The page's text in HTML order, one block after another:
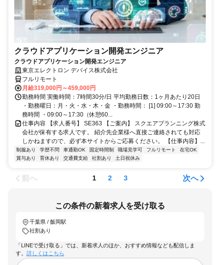
クラウドアプリケーション開発エンジニア
クラウドアプリケーション開発エンジニア
東京エレクトロン デバイス株式会社
フルリモート
月給319,000円～459,000円
勤務時間 実働時間：7時間30分/日 平均勤務日数：1ヶ月あたり20日
・勤務曜日：月・火・水・木・金 ・勤務時間： [1] 09:00～17:30 勤
務時間 ・09:00～17:30（休憩60...
仕事内容 【求人番号】 SE363 【ご案内】 スクエアプランニング株式
会社が保有する求人です。 紹介先企業様へ直接ご連絡されても対応
しかねますので、必ず本サイトからご応募ください。 【仕事内容】...
制服あり 学歴不問 車通勤OK 固定時間制 職場見学可 フルリモート
在宅OK
賞与あり
育休あり 交通費支給 社割あり 土日祝休み
前へ 1 2 3 次へ
この条件の新着求人を受け取る
千葉県 / 飯岡駅
社割あり
「LINEで受け取る」では、新着求人のほか、おすすめ情報なども配信しま
す。 詳しくはこちら